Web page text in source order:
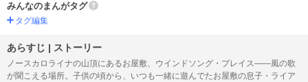
みんなのまんがタグ
タグ編集
あらすじ | ストーリー
ノースカロライナの山頂にあるお屋敷、ウインドソング・プレイス――風の歌
が聞こえる場所。子供の頃から、いつも一緒に遊んでたお屋敷の息子・ライア